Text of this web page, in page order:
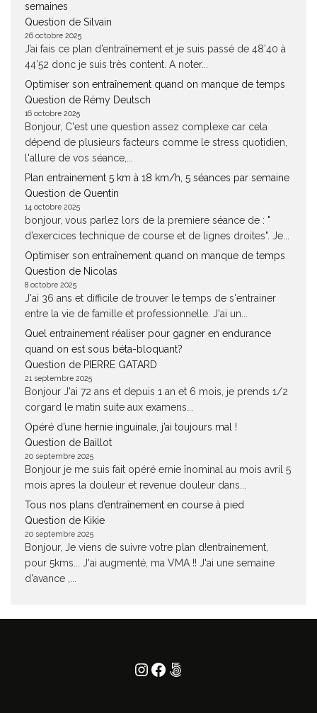
semaines
Question de Silvain
26 octobre 2025
J’ai fais ce plan d’entraînement et je suis passé de 48’40 à
44’52 donc je suis très content. A noter...
Optimiser son entraînement quand on manque de temps
Question de Rémy Deutsch
16 octobre 2025
Bonjour, C'est une question assez complexe car cela
dépend de plusieurs facteurs comme le stress quotidien,
l'allure de vos séance,...
Plan entrainement 5 km à 18 km/h, 5 séances par semaine
Question de Quentin
14 octobre 2025
bonjour, vous parlez lors de la premiere séance de : "
d’exercices technique de course et de lignes droites". Je...
Optimiser son entraînement quand on manque de temps
Question de Nicolas
8 octobre 2025
J'ai 36 ans et difficile de trouver le temps de s'entrainer
entre la vie de famille et professionnelle. J'ai un...
Quel entrainement réaliser pour gagner en endurance
quand on est sous béta-bloquant?
Question de PIERRE GATARD
21 septembre 2025
Bonjour J'ai 72 ans et depuis 1 an et 6 mois, je prends 1/2
corgard le matin suite aux examens...
Opéré d’une hernie inguinale, j’ai toujours mal !
Question de Baillot
20 septembre 2025
Bonjour je me suis fait opéré ernie înominal au mois avril 5
mois apres la douleur et revenue douleur dans...
Tous nos plans d’entraînement en course à pied
Question de Kikie
20 septembre 2025
Bonjour, Je viens de suivre votre plan d!entrainement,
pour 5kms... J'ai augmenté, ma VMA !! J'ai une semaine
d'avance ,...
Instagram
Facebook
500px